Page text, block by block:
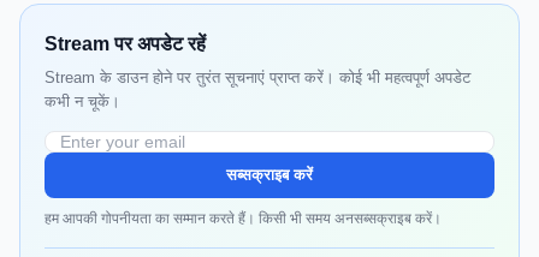
Stream पर अपडेट रहें
Stream के डाउन होने पर तुरंत सूचनाएं प्राप्त करें। कोई भी महत्वपूर्ण अपडेट
कभी न चूकें।
सब्सक्राइब करें
हम आपकी गोपनीयता का सम्मान करते हैं। किसी भी समय अनसब्सक्राइब करें।